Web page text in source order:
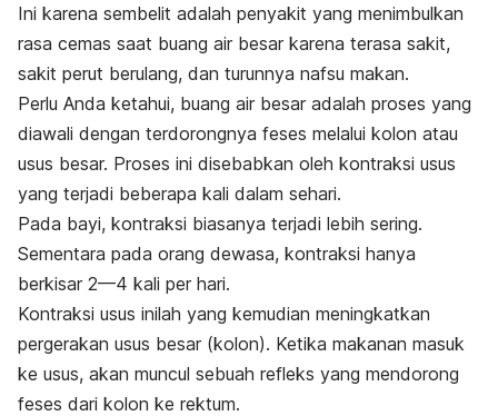
Ini karena sembelit adalah penyakit yang menimbulkan
rasa cemas saat buang air besar karena terasa sakit,
sakit perut berulang, dan turunnya nafsu makan.
Perlu Anda ketahui, buang air besar adalah proses yang
diawali dengan terdorongnya feses melalui kolon atau
usus besar. Proses ini disebabkan oleh kontraksi usus
yang terjadi beberapa kali dalam sehari.
Pada bayi, kontraksi biasanya terjadi lebih sering.
Sementara pada orang dewasa, kontraksi hanya
berkisar 2—4 kali per hari.
Kontraksi usus inilah yang kemudian meningkatkan
pergerakan usus besar (kolon). Ketika makanan masuk
ke usus, akan muncul sebuah refleks yang mendorong
feses dari kolon ke rektum.